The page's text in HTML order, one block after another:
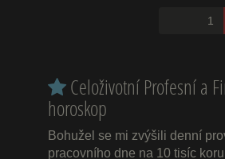
Celoživotní Profesní a
horoskop
Bohužel se mi zvýšili denní
pracovního dne na 10 tisíc